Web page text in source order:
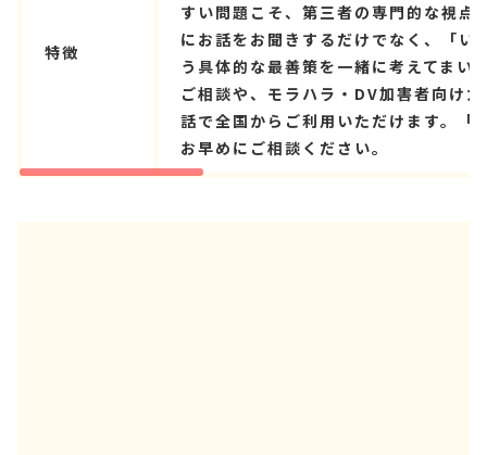
特徴
すい問題こそ、第三者の専門的な視点
にお話をお聞きするだけでなく、「
う具体的な最善策を一緒に考えてま
ご相談や、モラハラ・DV加害者向け
話で全国からご利用いただけます。「
お早めにご相談ください。